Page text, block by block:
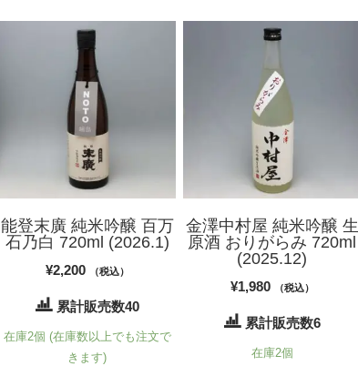
能登末廣 純米吟醸 百万
石乃白 720ml (2026.1)
¥2,200 （税込）
累計販売数40
在庫2個 (在庫数以上でも注文で
きます)
金澤中村屋 純米吟醸 生
原酒 おりがらみ 720ml
(2025.12)
¥1,980 （税込）
累計販売数6
在庫2個